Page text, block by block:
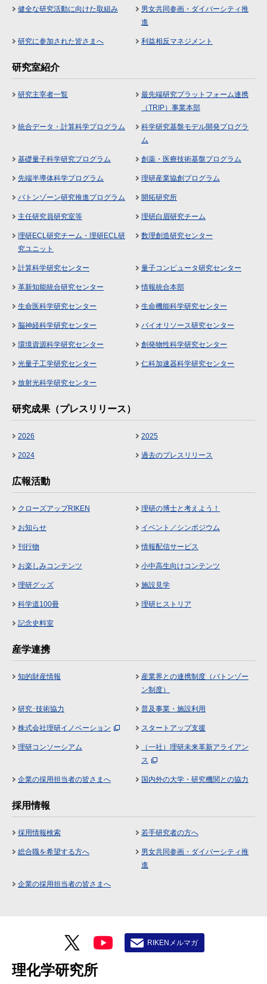
健全な研究活動に向けた取組み
男女共同参画・ダイバーシティ推
進
研究に参加された皆さまへ 利益相反マネジメント
研究室紹介
研究主宰者一覧
最先端研究プラットフォーム連携
（TRIP）事業本部
統合データ・計算科学プログラム
科学研究基盤モデル開発プログラ
ム
基礎量子科学研究プログラム 創薬・医療技術基盤プログラム
先端半導体科学プログラム 理研産業協創プログラム
バトンゾーン研究推進プログラム 開拓研究所
主任研究員研究室等 理研白眉研究チーム
理研ECL研究チーム・理研ECL研
究ユニット
数理創造研究センター
計算科学研究センター 量子コンピュータ研究センター
革新知能統合研究センター 情報統合本部
生命医科学研究センター 生命機能科学研究センター
脳神経科学研究センター バイオリソース研究センター
環境資源科学研究センター 創発物性科学研究センター
光量子工学研究センター 仁科加速器科学研究センター
放射光科学研究センター
研究成果（プレスリリース）
2026 2025
2024 過去のプレスリリース
広報活動
クローズアップRIKEN 理研の博士と考えよう！
お知らせ イベント／シンポジウム
刊行物 情報配信サービス
お楽しみコンテンツ 小中高生向けコンテンツ
理研グッズ 施設見学
科学道100冊 理研ヒストリア
記念史料室
産学連携
知的財産情報
産業界との連携制度（バトンゾー
ン制度）
研究･技術協力 普及事業・施設利用
株式会社理研イノベーション スタートアップ支援
理研コンソーシアム
（一社）理研未来革新アライアン
ス
企業の採用担当者の皆さまへ 国内外の大学・研究機関との協力
採用情報
採用情報検索 若手研究者の方へ
総合職を希望する方へ
男女共同参画・ダイバーシティ推
進
企業の採用担当者の皆さまへ
理化学研究所
RIKENメルマガ